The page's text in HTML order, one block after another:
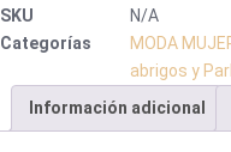
SKU
N/A
Categorías
MODA
abrigos y
Información adicional